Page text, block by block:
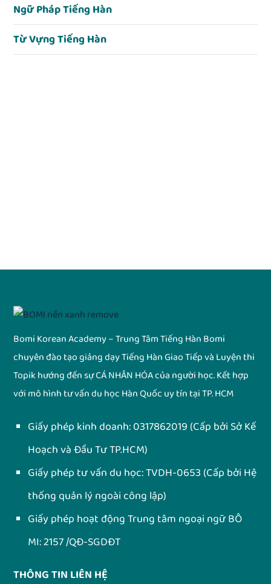
Ngữ Pháp Tiếng Hàn
Từ Vựng Tiếng Hàn
Bomi Korean Academy – Trung Tâm Tiếng Hàn Bomi
chuyên đào tạo giảng dạy Tiếng Hàn Giao Tiếp và Luyện thi
Topik hướng đến sự CÁ NHÂN HÓA của người học. Kết hợp
với mô hình tư vấn du học Hàn Quốc uy tín tại TP. HCM
Giấy phép kinh doanh:0317862019 (Cấp bởi Sở Kế
Hoạch và Đầu Tư TP.HCM)
Giấy phép tư vấn du học:TVDH-0653 (Cấp bởi Hệ
thống quản lý ngoài công lập)
Giấy phép hoạt động Trung tâm ngoại ngữ BÔ
MI: 2157 /QĐ-SGDĐT
THÔNG TIN LIÊN HỆ